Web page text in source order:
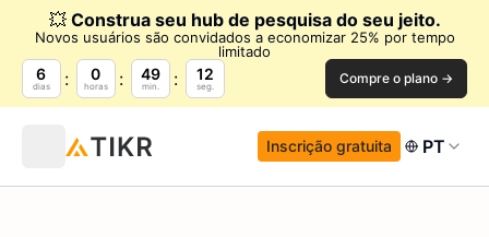
💥 Construa seu hub de pesquisa do seu jeito.
Novos usuários são convidados a economizar 25% por tempo
limitado
6
dias
0
horas
49
min.
11
seg. Compre o plano →
Inscrição gratuita PT